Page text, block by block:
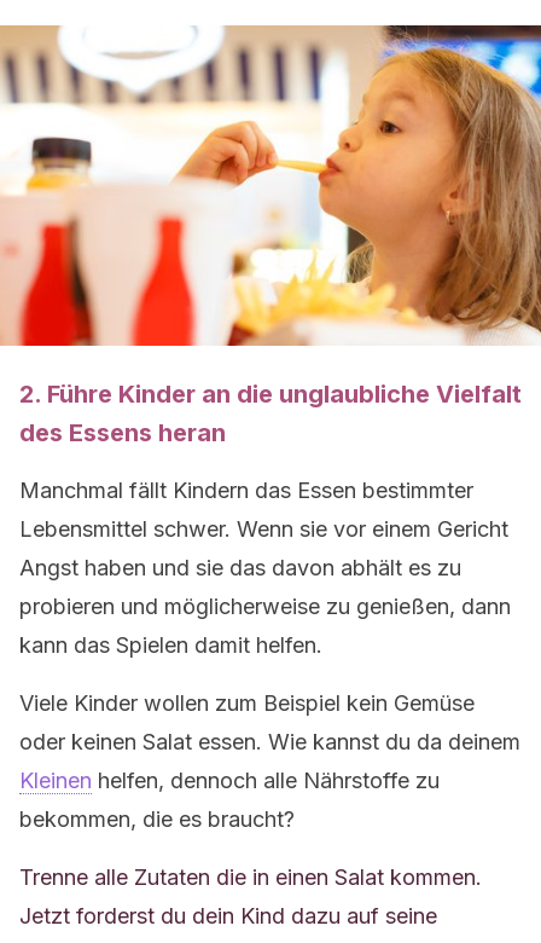
2. Führe Kinder an die unglaubliche Vielfalt
des Essens heran
Manchmal fällt Kindern das Essen bestimmter
Lebensmittel schwer. Wenn sie vor einem Gericht
Angst haben und sie das davon abhält es zu
probieren und möglicherweise zu genießen, dann
kann das Spielen damit helfen.
Viele Kinder wollen zum Beispiel kein Gemüse
oder keinen Salat essen. Wie kannst du da deinem
Kleinen helfen, dennoch alle Nährstoffe zu
bekommen, die es braucht?
Trenne alle Zutaten die in einen Salat kommen.
Jetzt forderst du dein Kind dazu auf seine